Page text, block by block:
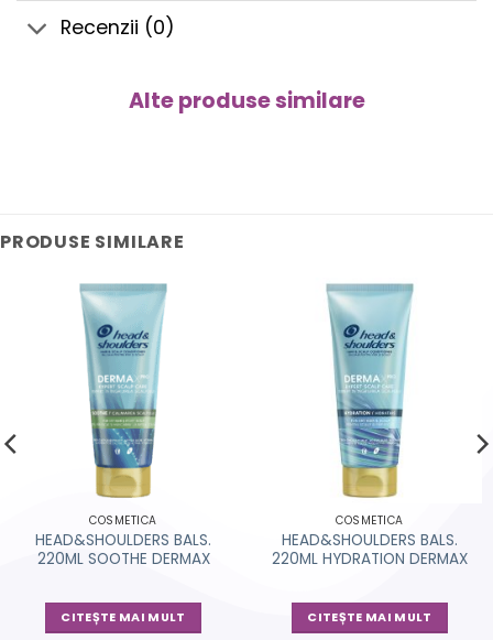
Recenzii (0)
Alte produse similare
PRODUSE SIMILARE
COSMETICA
HEAD&SHOULDERS BALS.
220ML SOOTHE DERMAX
CITEȘTE MAI MULT
COSMETICA
HEAD&SHOULDERS BALS.
220ML HYDRATION DERMAX
CITEȘTE MAI MULT